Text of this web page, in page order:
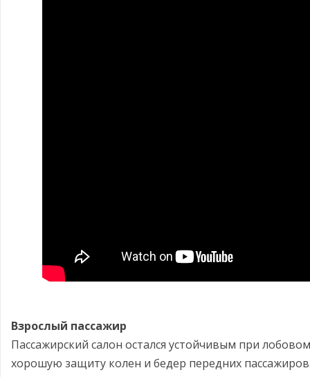
Взрослый пассажир
Пассажирский салон остался устойчивым при
хорошую защиту колен и бедер передних